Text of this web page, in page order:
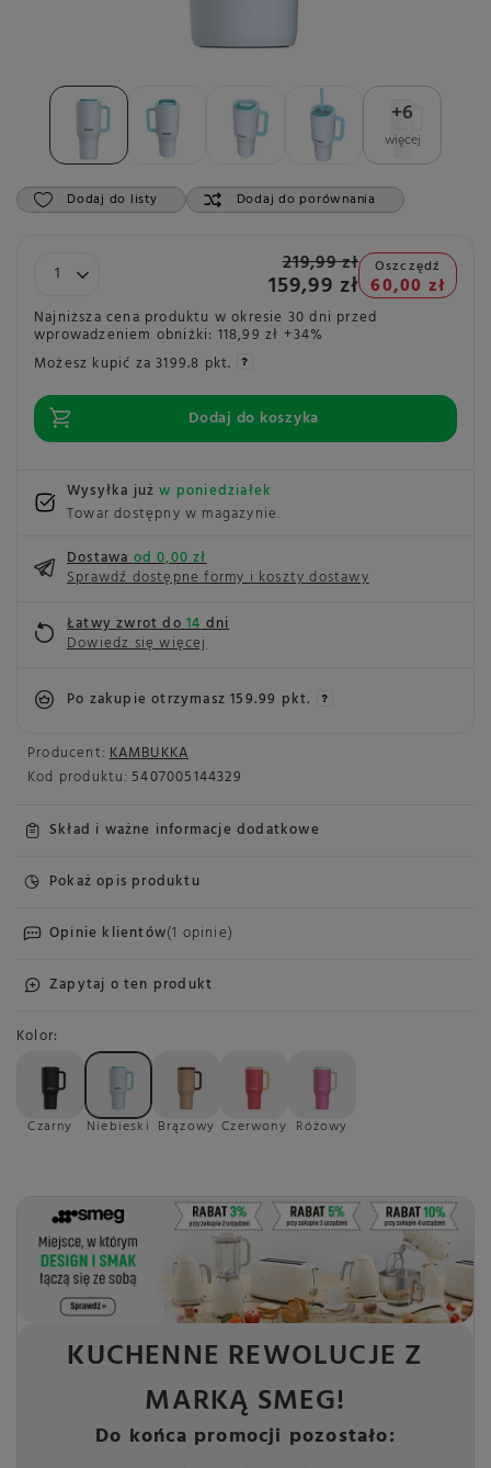
+6
więcej
Dodaj do listy Dodaj do porównania
Producent: KAMBUKKA
Kod produktu: 5407005144329
Skład i ważne informacje dodatkowe
Pokaż opis produktu
Opinie klientów(1 opinie)
Zapytaj o ten produkt
Kolor
Czarny Niebieski Brązowy Czerwony Różowy
219,99 zł
159,99 zł
Oszczędź
60,00 zł
Najniższa cena produktu w okresie 30 dni przed
wprowadzeniem obniżki: 118,99 zł +34%
Możesz kupić za3199.8 pkt.
Dodaj do koszyka
Wysyłka jużw poniedziałek
Towar dostępny w magazynie
Dostawaod 0,00 zł
Sprawdź dostępne formy i koszty dostawy
Łatwy zwrot do14dni
Dowiedz się więcej
Po zakupie otrzymasz159.99 pkt.
KUCHENNE REWOLUCJE Z
MARKĄ SMEG!
Do końca promocji pozostało: